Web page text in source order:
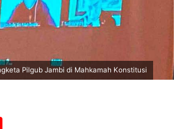
Pilgub Jambi di Mahkamah Konstitusi